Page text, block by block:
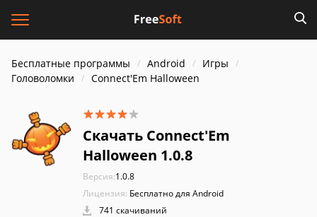
Бесплатные программы Android
Игры
Головоломки
Connect'Em Halloween
Скачать Connect'Em
Halloween 1.0.8
Версия:1.0.8
Лицензия: Бесплатно для Android
741 скачиваний